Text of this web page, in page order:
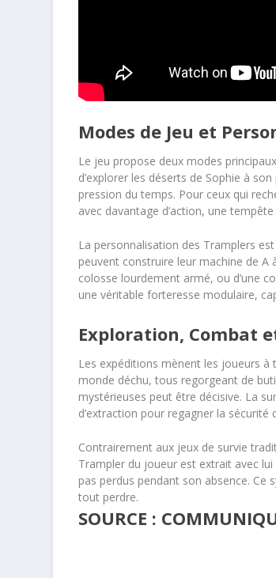
Modes de Jeu et
Le jeu propose deux modes
d’explorer les déserts de Sophie à
pression du temps. Pour ceux qui
avec davantage d’action, une
La personnalisation des Tramplers
peuvent construire leur machine de A
colosse lourdement armé, ou d’une
une véritable forteresse modulaire,
Exploration, Combat
Les expéditions mènent les joueurs à
monde déchu, tous regorgeant de
mystérieuses peut être décisive. La
d’extraction pour regagner la
Contrairement aux jeux de survie
Trampler du joueur est extrait avec
pas perdus pendant son absence. Ce
tout perdre.
SOURCE :